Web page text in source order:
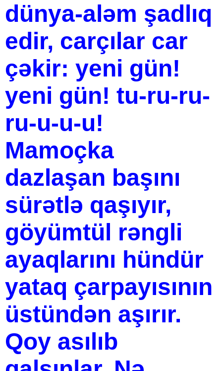
dünya-aləm şadlıq
edir, carçılar car
çəkir: yeni gün!
yeni gün! tu-ru-ru-
ru-u-u-u!
Mamoçka
dazlaşan başını
sürətlə qaşıyır,
göyümtül rəngli
ayaqlarını hündür
yataq çarpayısının
üstündən aşırır.
Qoy asılıb